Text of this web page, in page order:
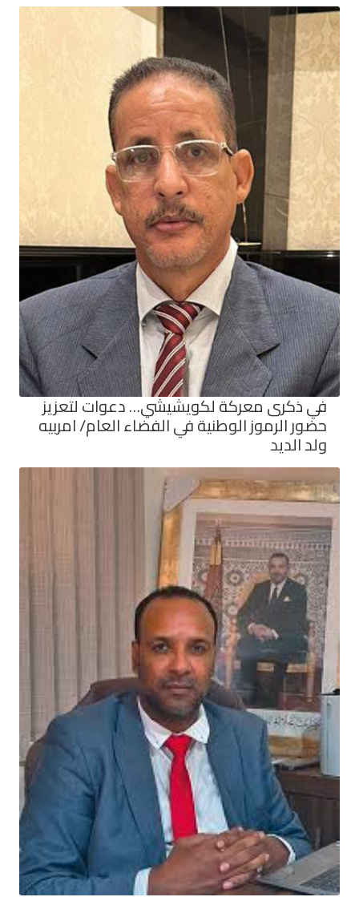
في ذكرى معركة لكويشيشي… دعوات لتعزيز
حضور الرموز الوطنية في الفضاء العام/ امربيه
ولد الديد